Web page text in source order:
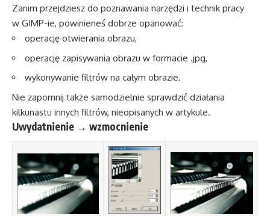
Zanim przejdziesz do poznawania narzędzi i technik pracy
w GIMP-ie, powinieneś dobrze opanować:
operację otwierania obrazu,
operację zapisywania obrazu w formacie .jpg,
wykonywanie filtrów na całym obrazie.
Nie zapomnij także samodzielnie sprawdzić działania
kilkunastu innych filtrów, nieopisanych w artykule.
Uwydatnienie → wzmocnienie